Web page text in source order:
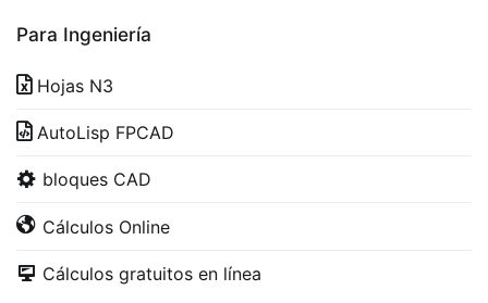
Para Ingeniería
Hojas N3
AutoLisp FPCAD
bloques CAD
Cálculos Online
Cálculos gratuitos en línea